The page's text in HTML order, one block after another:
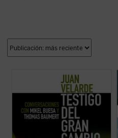
Este libro recoge los recuerdos y
memorias del profesor Juan Velarde a
través de una serie de conversaciones con
los profesores Mikel Buesa y Thomas
Baumert, en las que, de forma rigurosa
pero distendida, se repasan los principales
episodios de ... (ver ficha)